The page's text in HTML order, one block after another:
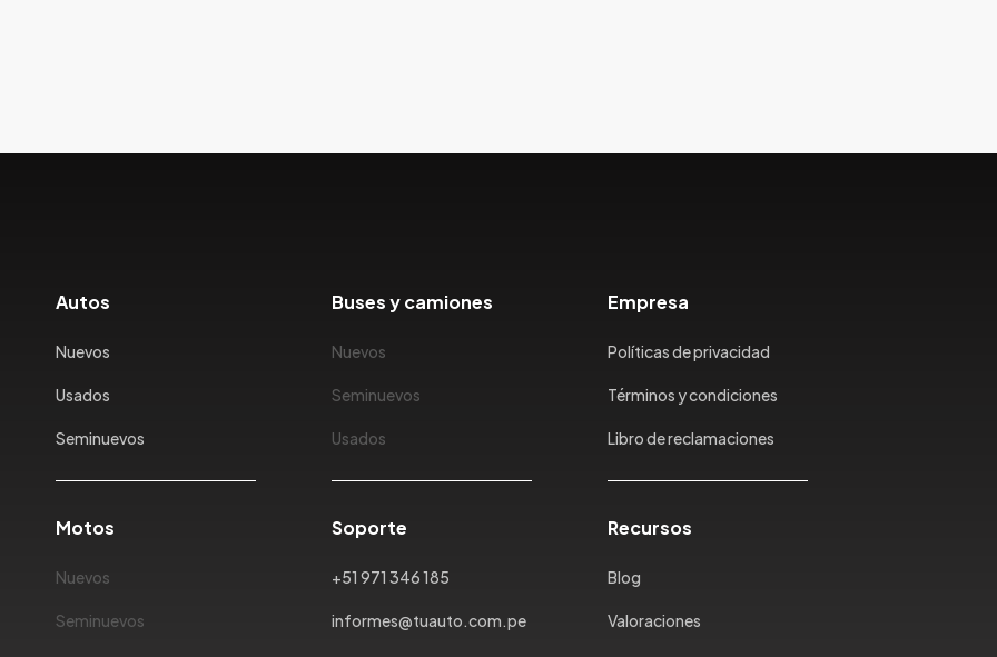
Autos
Nuevos
Usados
Seminuevos
Buses y camiones
Nuevos
Seminuevos
Usados
Empresa
Políticas de privacidad
Términos y condiciones
Libro de reclamaciones
Motos
Nuevos
Seminuevos
Soporte
+51 971 346 185
informes@tuauto.com.pe
Recursos
Blog
Valoraciones